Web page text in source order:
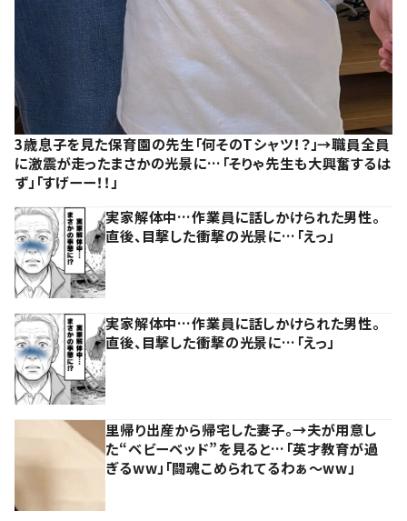
3歳息子を見た保育園の先生「何そのTシャツ！？」→職員全員
に激震が走ったまさかの光景に…「そりゃ先生も大興奮するは
ず」「すげーー！！」
実家解体中…作業員に話しかけられた男性。
直後、目撃した衝撃の光景に…「えっ」
実家解体中…作業員に話しかけられた男性。
直後、目撃した衝撃の光景に…「えっ」
里帰り出産から帰宅した妻子。→夫が用意し
た“ベビーベッド”を見ると…「英才教育が過
ぎるww」「闘魂こめられてるわぁ～ww」